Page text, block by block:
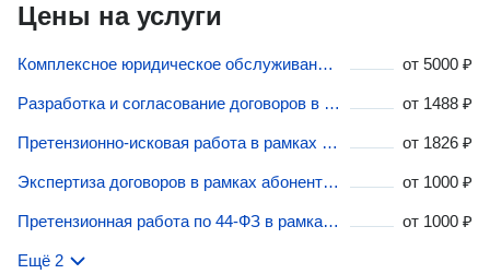
Цены на услуги
Комплексное юридическое обслуживание бизнеса в Москве от 5000 ₽
Разработка и согласование договоров в рамках абонентского обслуживания и сопровождения бизнеса в Москве от 1488 ₽
Претензионно-исковая работа в рамках абонентского обслуживания и сопровождения бизнеса в Москве от 1826 ₽
Экспертиза договоров в рамках абонентского обслуживания и сопровождения бизнеса в Москве от 1000 ₽
Претензионная работа по 44-ФЗ в рамках абонентского обслуживания и сопровождения бизнеса в Москве от 1000 ₽
Ещё 2